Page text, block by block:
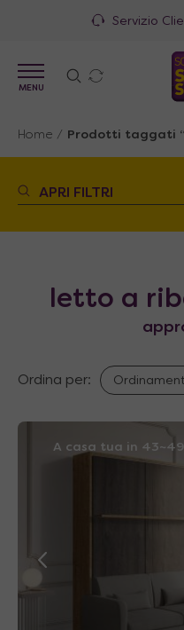
Servizio
MENU
Home / Prodotti taggati
APRI FILTRI
letto a
Ordina per:
A casa tua in